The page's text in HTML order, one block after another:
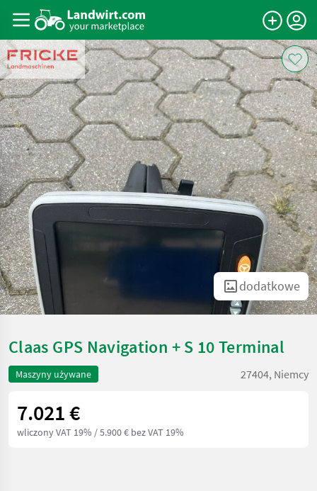
dodatkowe
Claas GPS Navigation + S 10 Terminal
Maszyny używane 27404, Niemcy
7.021 €
wliczony VAT 19% / 5.900 € bez VAT 19%